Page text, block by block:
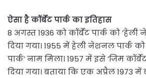
ऐसा है कॉर्बेट पार्क का इतिहास
8 अगस्त 1936 को कॉर्बेट पार्क को
दिया गया। 1955 में हेली नेशनल पार्क
पार्क’ नाम मिला। 1957 में इसे ‘जिम
दिया गया। बताया कि एक अप्रैल 1973 में